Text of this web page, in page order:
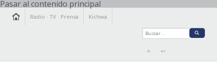
Pasar al contenido principal
Radio ·TV · Prensa Kichwa
A- A+